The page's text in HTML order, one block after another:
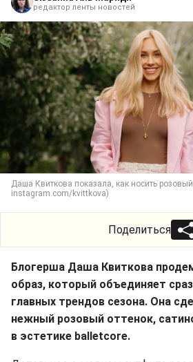
редактор ленты новостей
Даша Квиткова показала, как носить
instagram.com/kvittkova)
Поделиться
Блогерша Даша Квиткова
образ, который объединяет
главных трендов сезона. Она
нежный розовый оттенок,
в эстетике balletcore.